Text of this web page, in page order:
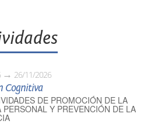
26/11/2026
Cognitiva
DE PROMOCIÓN DE LA
PERSONAL Y PREVENCIÓN DE LA